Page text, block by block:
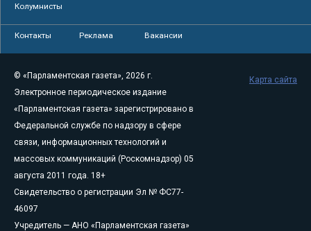
Колумнисты
Контакты Реклама Вакансии
© «Парламентская газета», 2026 г.
Электронное периодическое издание
«Парламентская газета» зарегистрировано в
Федеральной службе по надзору в сфере
связи, информационных технологий и
массовых коммуникаций (Роскомнадзор) 05
августа 2011 года. 18+
Свидетельство о регистрации Эл № ФС77-
46097
Учредитель — АНО «Парламентская газета»
Карта сайта